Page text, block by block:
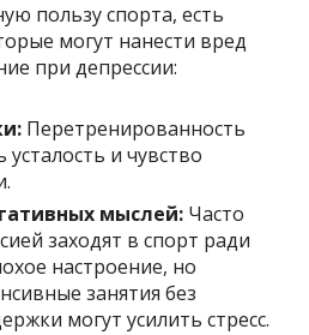
пользу спорта, есть
могут нанести вред
при депрессии:
Перетренированность
и чувство
мыслей: Часто
заходят в спорт ради
настроение, но
занятия без
могут усилить стресс.